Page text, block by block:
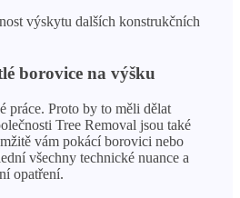
výskytu dalších konstrukčních
borovice na výšku
práce. Proto by to měli dělat
Tree Removal jsou také
vám pokácí borovici nebo
všechny technické nuance a
opatření.